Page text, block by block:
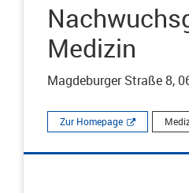
Medizin
Magdeburger Straße 8,
Zur Homepage